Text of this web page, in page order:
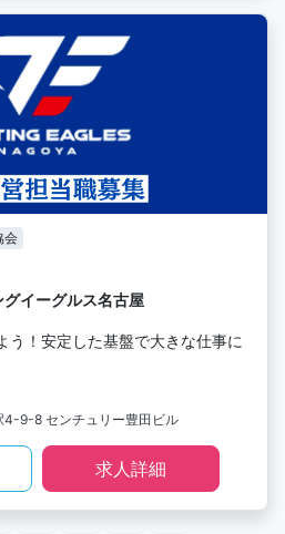
会
グイーグルス名古屋
う！安定した基盤で大きな仕事に
4-9-8 センチュリー豊田ビル
求人詳細